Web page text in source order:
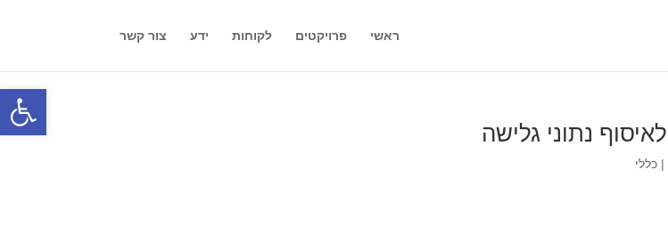
פתח
ראשי פרויקטים לקוחות ידע צור קשר
| כללי